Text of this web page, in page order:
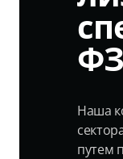
Наша
путем